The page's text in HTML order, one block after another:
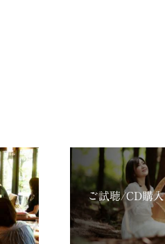
ご試聴/CD購入